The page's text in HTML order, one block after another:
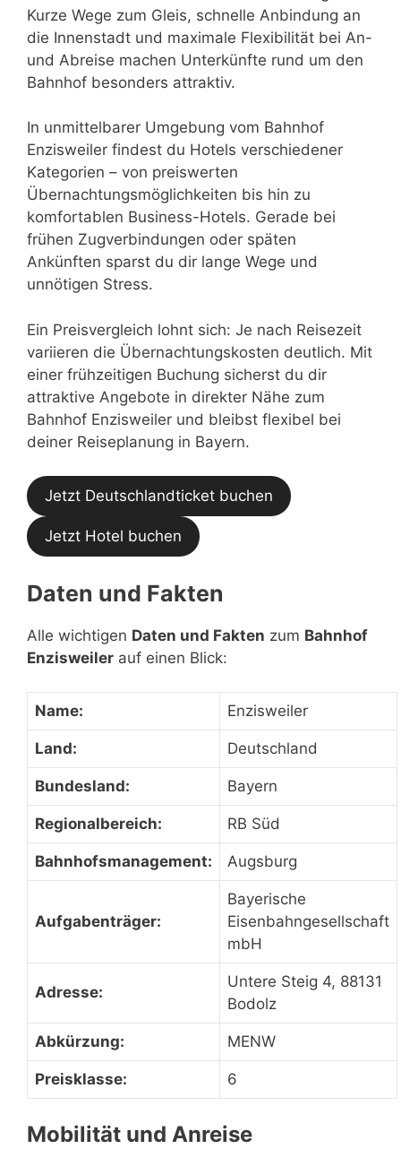
Kurze Wege zum Gleis, schnelle Anbindung an
die Innenstadt und maximale Flexibilität bei An-
und Abreise machen Unterkünfte rund um den
Bahnhof besonders attraktiv.
In unmittelbarer Umgebung vom Bahnhof
Enzisweiler findest du Hotels verschiedener
Kategorien – von preiswerten
Übernachtungsmöglichkeiten bis hin zu
komfortablen Business-Hotels. Gerade bei
frühen Zugverbindungen oder späten
Ankünften sparst du dir lange Wege und
unnötigen Stress.
Ein Preisvergleich lohnt sich: Je nach Reisezeit
variieren die Übernachtungskosten deutlich. Mit
einer frühzeitigen Buchung sicherst du dir
attraktive Angebote in direkter Nähe zum
Bahnhof Enzisweiler und bleibst flexibel bei
deiner Reiseplanung in Bayern.
Jetzt Deutschlandticket buchen
Jetzt Hotel buchen
Daten und Fakten
Alle wichtigen Daten und Fakten zum Bahnhof
Enzisweiler auf einen Blick:
Name: Enzisweiler
Land: Deutschland
Bundesland: Bayern
Regionalbereich: RB Süd
Bahnhofsmanagement: Augsburg
Aufgabenträger:
Bayerische
Eisenbahngesellschaft
mbH
Adresse:
Untere Steig 4, 88131
Bodolz
Abkürzung: MENW
Preisklasse: 6
Mobilität und Anreise